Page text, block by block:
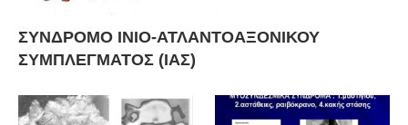
ΣΥΝΔΡΟΜΟ ΙΝΙΟ-ΑΤΛΑΝΤΟΑΞΟΝΙΚΟΥ
ΣΥΜΠΛΕΓΜΑΤΟΣ (ΙΑΣ)